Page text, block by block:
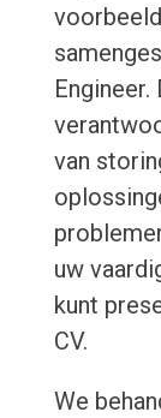
van
uw
kunt
CV.
We